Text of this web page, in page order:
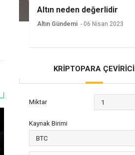
Altın neden değerlidir
Altın Gündemi - 06 Nisan 2023
KRİPTOPARA ÇEVİRİCİ
Miktar
Kaynak Birimi